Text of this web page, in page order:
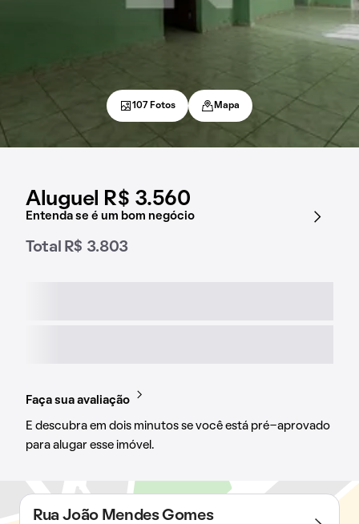
Aluguel R$ 3.560
Entenda se é um bom negócio
Total R$ 3.803
Faça sua avaliação
E descubra em dois minutos se você está pré-aprovado
para alugar esse imóvel.
107 Fotos Mapa
Rua João Mendes Gomes